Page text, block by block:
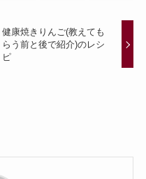
健康焼きりんご(教えても
らう前と後で紹介)のレシ
ピ